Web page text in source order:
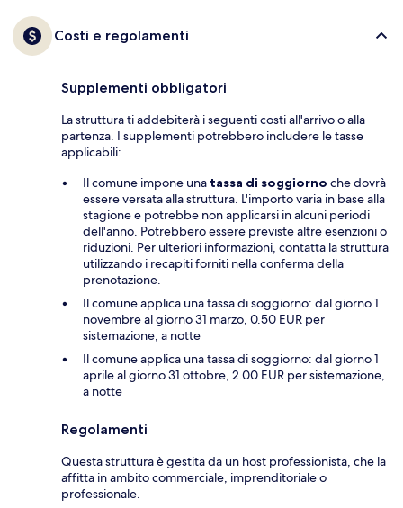
Costi e regolamenti
Supplementi obbligatori
La struttura ti addebiterà i seguenti costi all'arrivo o alla
partenza. I supplementi potrebbero includere le tasse
applicabili:
Il comune impone una tassa di soggiorno che dovrà
essere versata alla struttura. L'importo varia in base alla
stagione e potrebbe non applicarsi in alcuni periodi
dell'anno. Potrebbero essere previste altre esenzioni o
riduzioni. Per ulteriori informazioni, contatta la struttura
utilizzando i recapiti forniti nella conferma della
prenotazione.
Il comune applica una tassa di soggiorno: dal giorno 1
novembre al giorno 31 marzo, 0.50 EUR per
sistemazione, a notte
Il comune applica una tassa di soggiorno: dal giorno 1
aprile al giorno 31 ottobre, 2.00 EUR per sistemazione,
a notte
Regolamenti
Questa struttura è gestita da un host professionista, che la
affitta in ambito commerciale, imprenditoriale o
professionale.